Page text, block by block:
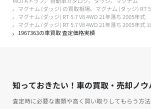
マグナム (ダッジ) の買取相場
マグナム (ダッジ) RT
マグナム (ダッジ) RT 5.7 V8 4WD 21年落ち 2005年式
マグナム (ダッジ) RT 5.7 V8 4WD 21年落ち 2005年式
1967363の車買取 査定価格実績
知っておきたい！車の買取・売却ノウ
査定時に必要な書類や高く買い取りしてもらう方法